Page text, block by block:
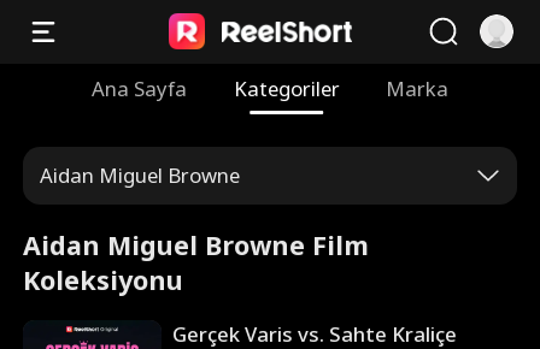
Ana Sayfa Kategoriler Marka
Aidan Miguel Browne
Aidan Miguel Browne Film
Koleksiyonu
Gerçek Varis vs. Sahte Kraliçe